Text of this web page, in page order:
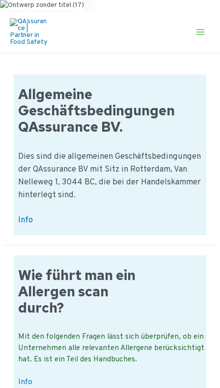
naar
Allgemeine
Geschäftsbedingungen
QAssurance BV.
Dies sind die allgemeinen Geschäftsbedingungen
der QAssurance BV mit Sitz in Rotterdam, Van
Nelleweg 1, 3044 BC, die bei der Handelskammer
hinterlegt sind.
Allgemeine
QAssurance
BV.
Info
Wie führt man ein
Allergen scan
durch?
Mit den folgenden Fragen lässt sich überprüfen, ob ein
Unternehmen alle relevanten Allergene berücksichtigt
hat. Es ist ein Teil des Handbuches.
Wie
Info